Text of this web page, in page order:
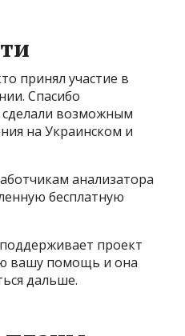
принял участие в
Спасибо
возможным
на Украинском и
анализатора
бесплатную
проект
вашу помощь и она
дальше.